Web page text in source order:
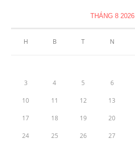
THÁNG 8 2026
H B T N
3 4 5 6
10 11 12 13
17 18 19 20
24 25 26 27